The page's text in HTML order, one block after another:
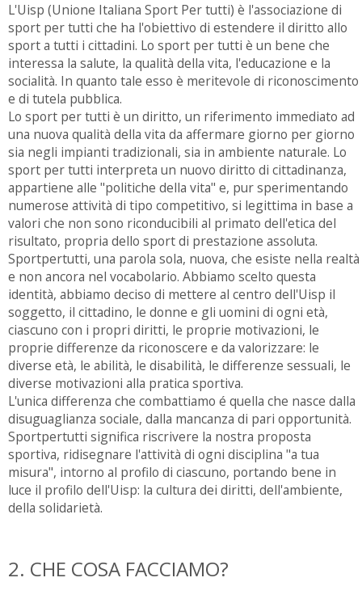
L'Uisp (Unione Italiana Sport Per tutti) è l'associazione di
sport per tutti che ha l'obiettivo di estendere il diritto allo
sport a tutti i cittadini. Lo sport per tutti è un bene che
interessa la salute, la qualità della vita, l'educazione e la
socialità. In quanto tale esso è meritevole di riconoscimento
e di tutela pubblica.
Lo sport per tutti è un diritto, un riferimento immediato ad
una nuova qualità della vita da affermare giorno per giorno
sia negli impianti tradizionali, sia in ambiente naturale. Lo
sport per tutti interpreta un nuovo diritto di cittadinanza,
appartiene alle "politiche della vita" e, pur sperimentando
numerose attività di tipo competitivo, si legittima in base a
valori che non sono riconducibili al primato dell'etica del
risultato, propria dello sport di prestazione assoluta.
Sportpertutti, una parola sola, nuova, che esiste nella realtà
e non ancora nel vocabolario. Abbiamo scelto questa
identità, abbiamo deciso di mettere al centro dell'Uisp il
soggetto, il cittadino, le donne e gli uomini di ogni età,
ciascuno con i propri diritti, le proprie motivazioni, le
proprie differenze da riconoscere e da valorizzare: le
diverse età, le abilità, le disabilità, le differenze sessuali, le
diverse motivazioni alla pratica sportiva.
L'unica differenza che combattiamo é quella che nasce dalla
disuguaglianza sociale, dalla mancanza di pari opportunità.
Sportpertutti significa riscrivere la nostra proposta
sportiva, ridisegnare l'attività di ogni disciplina "a tua
misura", intorno al profilo di ciascuno, portando bene in
luce il profilo dell'Uisp: la cultura dei diritti, dell'ambiente,
della solidarietà.
2. CHE COSA FACCIAMO?